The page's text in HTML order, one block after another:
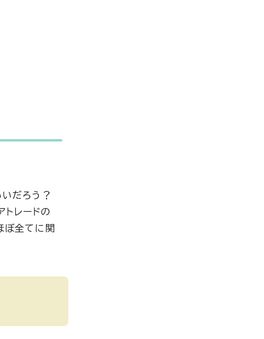
だろう？
レードの
ぼ全てに関